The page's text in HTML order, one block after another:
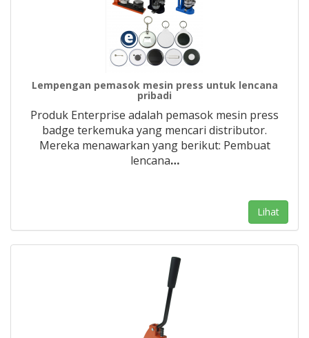
Lempengan pemasok mesin press untuk lencana
pribadi
Produk Enterprise adalah pemasok mesin press
badge terkemuka yang mencari distributor.
Mereka menawarkan yang berikut: Pembuat
lencana…
Lihat